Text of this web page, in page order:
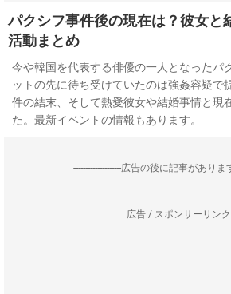
パクシフ事件後の現在は？彼女と
活動まとめ
今や韓国を代表する俳優の一人となったパ
ットの先に待ち受けていたのは強姦容疑で
件の結末、そして熱愛彼女や結婚事情と現
た。最新イベントの情報もあります。
--------------------広告の後に記事がありま
広告 / スポンサーリンク